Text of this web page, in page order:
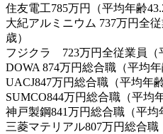
住友電工785万円（平均年齢
大紀アルミニウム 737万円全
歳）
フジクラ 723万円全従業員（
DOWA 874万円総合職（平均年
UACJ847万円総合職（平均年齢
SUMCO844万円総合職（平均
神戸製鋼841万円総合職（平均
三菱マテリアル807万円総合職